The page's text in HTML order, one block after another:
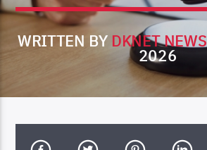
TITLE
WRITTEN BY DKNET NEWS
2026